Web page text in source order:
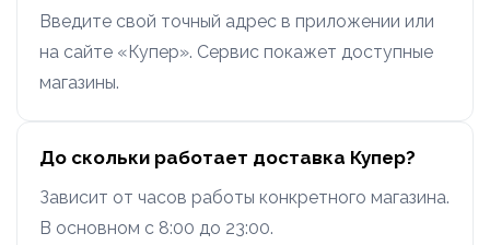
Введите свой точный адрес в приложении или
на сайте «Купер». Сервис покажет доступные
магазины.
До скольки работает доставка Купер?
Зависит от часов работы конкретного магазина.
В основном с 8:00 до 23:00.